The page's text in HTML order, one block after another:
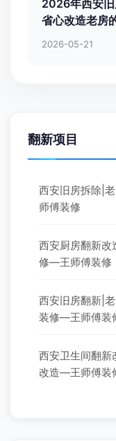
2026年西安
省心改造老房
2026-05-21
翻新项目
西安旧房拆除|
师傅装修
西安厨房翻新
修—王师傅装修
西安旧房翻新|
装修—王师傅装
西安卫生间翻
改造—王师傅装